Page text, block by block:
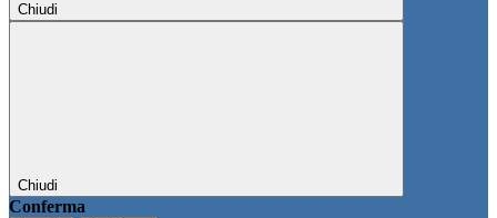
Chiudi
Chiudi
Conferma